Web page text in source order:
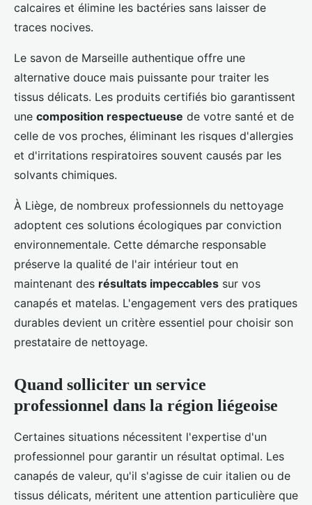
calcaires et élimine les bactéries sans laisser de
traces nocives.
Le savon de Marseille authentique offre une
alternative douce mais puissante pour traiter les
tissus délicats. Les produits certifiés bio garantissent
une composition respectueuse de votre santé et de
celle de vos proches, éliminant les risques d'allergies
et d'irritations respiratoires souvent causés par les
solvants chimiques.
À Liège, de nombreux professionnels du nettoyage
adoptent ces solutions écologiques par conviction
environnementale. Cette démarche responsable
préserve la qualité de l'air intérieur tout en
maintenant des résultats impeccables sur vos
canapés et matelas. L'engagement vers des pratiques
durables devient un critère essentiel pour choisir son
prestataire de nettoyage.
Quand solliciter un service
professionnel dans la région liégeoise
Certaines situations nécessitent l'expertise d'un
professionnel pour garantir un résultat optimal. Les
canapés de valeur, qu'il s'agisse de cuir italien ou de
tissus délicats, méritent une attention particulière que